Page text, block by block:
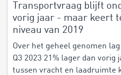
Transportvraag blijft
vorig jaar - maar keert
niveau van 2019
Over het geheel genomen
Q3 2023 21% lager dan vorig
tussen vracht en laadruimte